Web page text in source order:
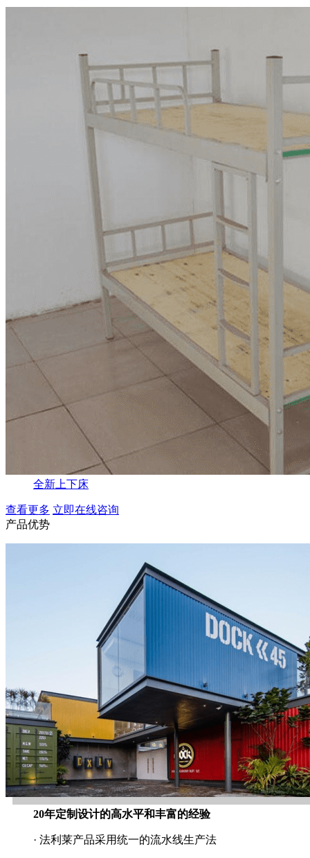
全新上下床
查看更多 立即在线咨询
产品优势
20年定制设计的高水平和丰富的经验
· 法利莱产品采用统一的流水线生产法